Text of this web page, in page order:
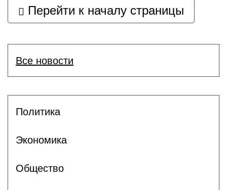
Перейти к началу страницы
Все новости
Политика
Экономика
Общество